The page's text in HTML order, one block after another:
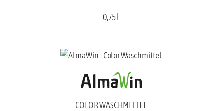
0,75 l
COLOR WASCHMITTEL